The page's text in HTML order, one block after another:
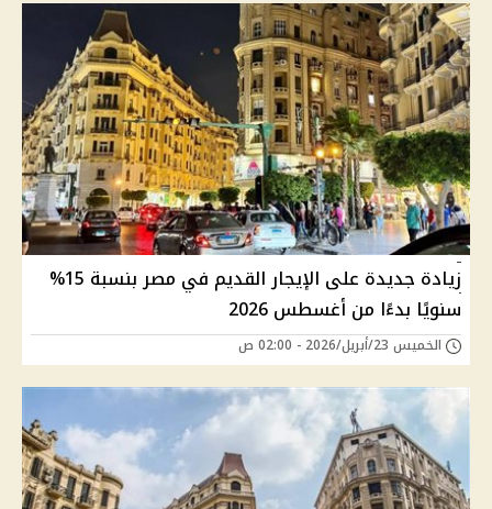
زيادة جديدة على الإيجار القديم في مصر بنسبة 15%
سنويًا بدءًا من أغسطس 2026
الخميس 23/أبريل/2026 - 02:00 ص